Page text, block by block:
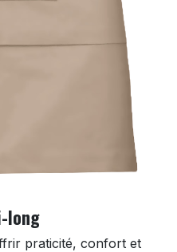
long
praticité, confort et